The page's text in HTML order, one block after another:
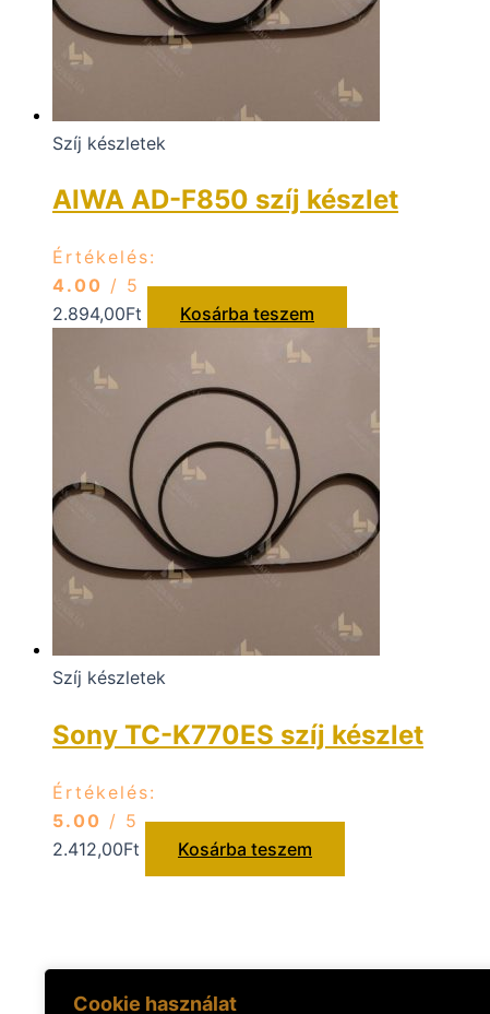
Cookie használat
Szíj készletek
AIWA AD-F850 szíj készlet
Értékelés:
4.00 / 5
2.894,00Ft Kosárba teszem
Szíj készletek
Sony TC-K770ES szíj készlet
Értékelés:
5.00 / 5
2.412,00Ft Kosárba teszem